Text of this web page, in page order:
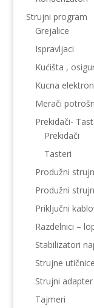
Strujni program
Grejalice
Ispravljaci
Kućišta ,
Kucna
Merači
Prekidači-
Prekidači
Tasteri
Produžni
Produžni
Priključni
Razdelnici –
Stabilizatori
Strujne utičnice
Strujni
Tajmeri